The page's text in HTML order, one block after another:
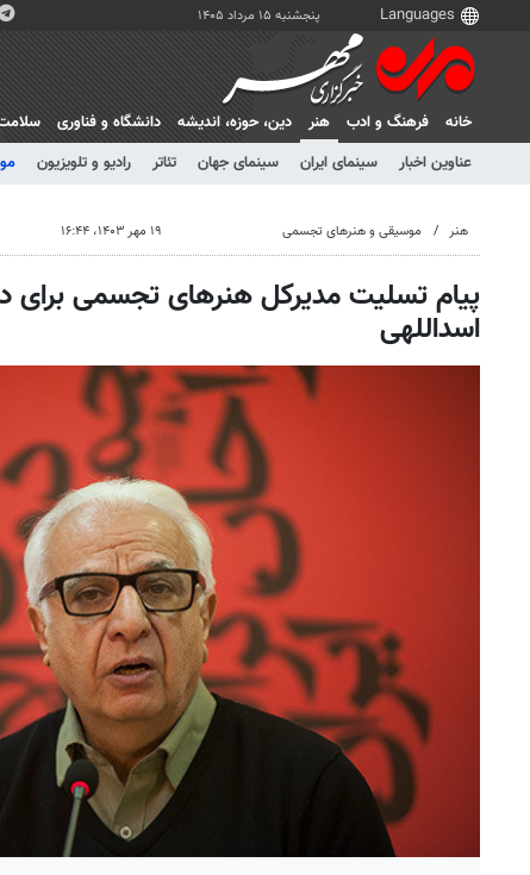
پنجشنبه ۱۵ مرداد ۱۴۰۵
خانه فرهنگ و ادب
هنر
عناوین اخبار
سینمای ایران سینمای جهان تئاتر رادیو و تلویزیون
دين، حوزه، انديشه دانشگاه و فناوری
هنر موسیقی و هنرهای تجسمی ۱۹ مهر ۱۴۰۳، ۱۶:۴۴
پیام تسلیت مدیرکل هنرهای تجسمی
اسداللهی